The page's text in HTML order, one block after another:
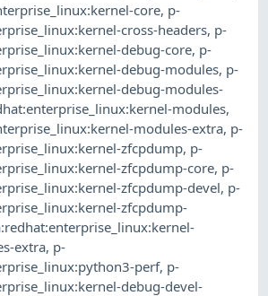
core, p-
cross-headers, p-
debug-core, p-
debug-modules, p-
debug-modules-
modules,
modules-extra, p-
zfcpdump, p-
zfcpdump-core, p-
zfcpdump-devel, p-
zfcpdump-
extra, p-
perf, p-
debug-devel-